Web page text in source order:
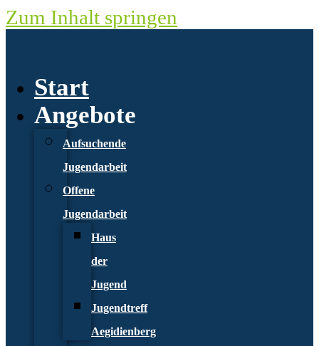
Zum Inhalt springen
Start
Angebote
Aufsuchende
Jugendarbeit
Offene
Jugendarbeit
Haus
der
Jugend
Jugendtreff
Aegidienberg